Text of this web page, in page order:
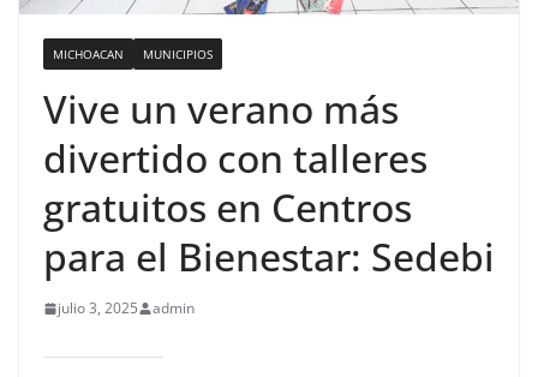
MICHOACAN MUNICIPIOS
Vive un verano más
divertido con talleres
gratuitos en Centros
para el Bienestar: Sedebi
julio 3, 2025 admin